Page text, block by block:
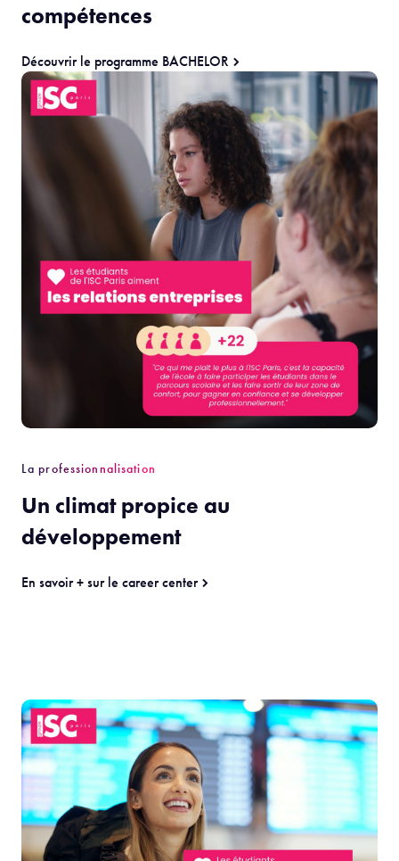
compétences
Découvrir le programme BACHELOR
La professionnalisation
Un climat propice au
développement
En savoir + sur le career center